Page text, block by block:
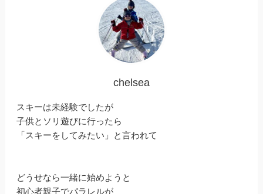
chelsea
スキーは未経験でしたが
子供とソリ遊びに行ったら
「スキーをしてみたい」と言われて
どうせなら一緒に始めようと
初心者親子でパラレルが